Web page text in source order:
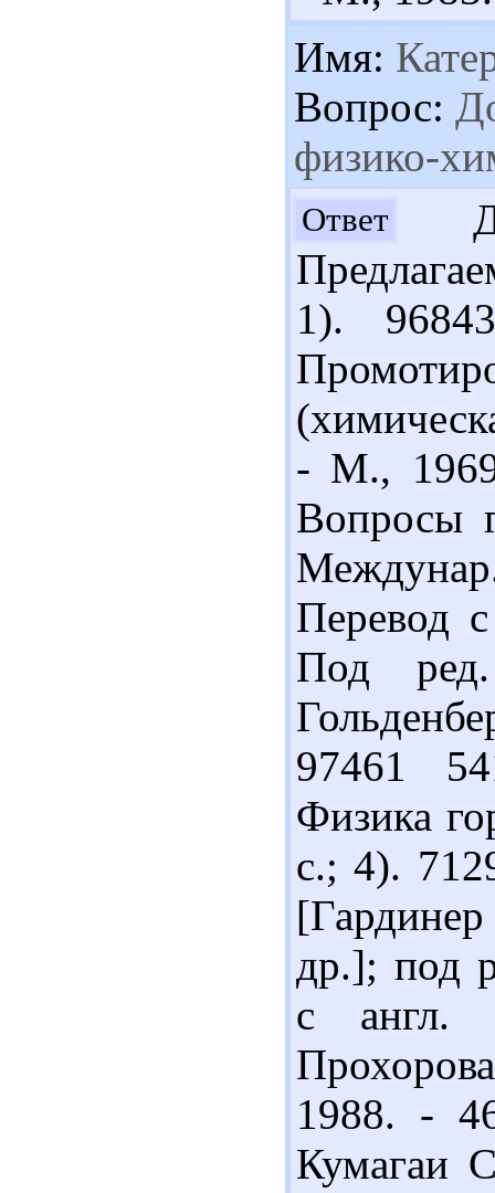
Имя:
Вопрос:
физико-
Ответ
1).
- М.,
Вопросы
Перевод
Под
97461
Физика
с.; 4).
др.]; под
с
1988. -
Кумагаи